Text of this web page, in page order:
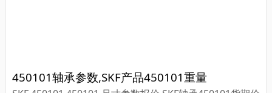
450101轴承参数,SKF产品450101重量